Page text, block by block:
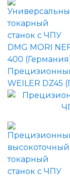
WEILER DZ45